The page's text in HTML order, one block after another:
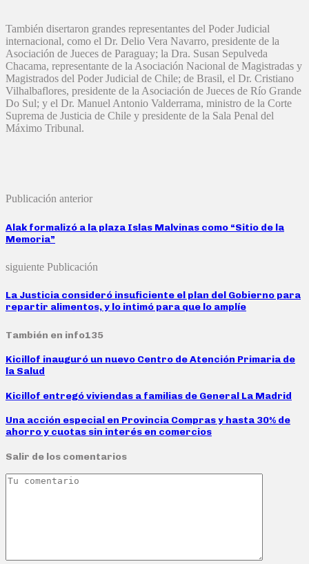
También disertaron grandes representantes del Poder Judicial
internacional, como el Dr. Delio Vera Navarro, presidente de la
Asociación de Jueces de Paraguay; la Dra. Susan Sepulveda
Chacama, representante de la Asociación Nacional de Magistradas y
Magistrados del Poder Judicial de Chile; de Brasil, el Dr. Cristiano
Vilhalbaflores, presidente de la Asociación de Jueces de Río Grande
Do Sul; y el Dr. Manuel Antonio Valderrama, ministro de la Corte
Suprema de Justicia de Chile y presidente de la Sala Penal del
Máximo Tribunal.
Publicación anterior
Alak formalizó a la plaza Islas Malvinas como “Sitio de la
Memoria”
siguiente Publicación
La Justicia consideró insuficiente el plan del Gobierno para
repartir alimentos, y lo intimó para que lo amplíe
También en info135
Kicillof inauguró un nuevo Centro de Atención Primaria de
la Salud
Kicillof entregó viviendas a familias de General La Madrid
Una acción especial en Provincia Compras y hasta 30% de
ahorro y cuotas sin interés en comercios
Salir de los comentarios